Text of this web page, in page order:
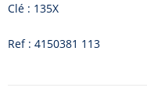
Clé : 135X
Ref : 4150381 113